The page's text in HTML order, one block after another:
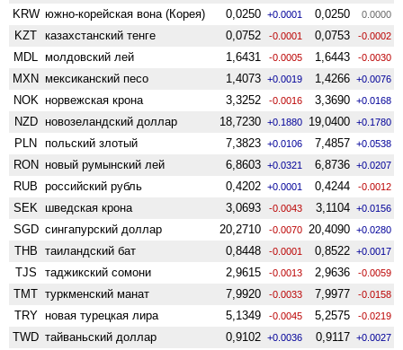
KRW южно-корейская вона (Корея) 0,0250 +0.0001 0,0250 0.0000
KZT казахстанский тенге 0,0752 -0.0001 0,0753 -0.0002
MDL молдовский лей 1,6431 -0.0005 1,6443 -0.0030
MXN мексиканский песо 1,4073 +0.0019 1,4266 +0.0076
NOK норвежская крона 3,3252 -0.0016 3,3690 +0.0168
NZD ново­зеландский доллар 18,7230 +0.1880 19,0400 +0.1780
PLN польский злотый 7,3823 +0.0106 7,4857 +0.0538
RON новый румынский лей 6,8603 +0.0321 6,8736 +0.0207
RUB российский рубль 0,4202 +0.0001 0,4244 -0.0012
SEK шведская крона 3,0693 -0.0043 3,1104 +0.0156
SGD сингапурский доллар 20,2710 -0.0070 20,4090 +0.0280
THB таиландский бат 0,8448 -0.0001 0,8522 +0.0017
TJS таджикский сомони 2,9615 -0.0013 2,9636 -0.0059
TMT туркменский манат 7,9920 -0.0033 7,9977 -0.0158
TRY новая турецкая лира 5,1349 -0.0045 5,2575 -0.0219
TWD тайваньский доллар 0,9102 +0.0036 0,9117 +0.0027